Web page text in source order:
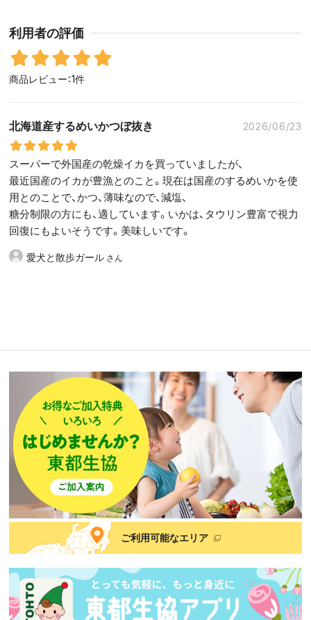
利用者の評価
商品レビュー：1件
北海道産するめいかつぼ抜き 2026/06/23
スーパーで外国産の乾燥イカを買っていましたが、
最近国産のイカが豊漁とのこと。現在は国産のするめいかを使
用とのことで、かつ、薄味なので、減塩、
糖分制限の方にも、適しています。いかは、タウリン豊富で視力
回復にもよいそうです。美味しいです。
愛犬と散歩ガール
ご利用可能なエリア